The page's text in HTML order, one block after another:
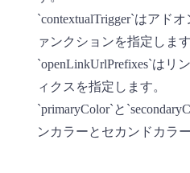
`contextualTrigger`はアド
ァンクションを指定します
`openLinkUrlPrefixes`はリ
ィクスを指定します。
`primaryColor`と
ンカラーとセカンドカラ